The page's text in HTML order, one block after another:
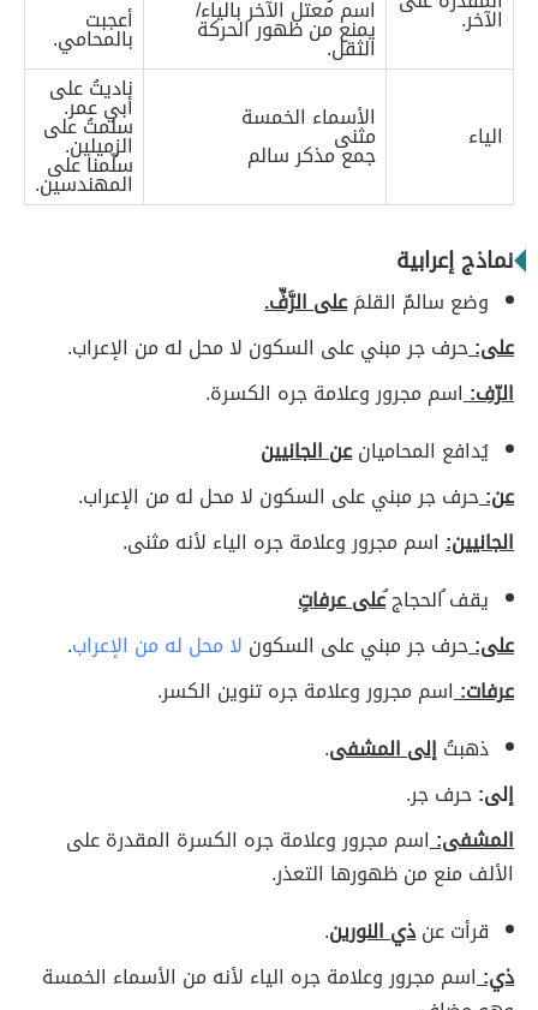
الآخر. اسم معتل الآخر بالياء/
يمنع من ظهور الحركة
الثقل.
أعجبت
بالمحامي.
الياء
الأسماء الخمسة
مثنى
جمع مذكر سالم
ناديتُ على
أبي عمر.
سلمتُ على
الزميلين.
سلّمنا على
المهندسين.
نماذج إعرابية
وضع سالمٌ القلمَعلى الرَّفِّ.
على:حرف جر مبني على السكون لا محل له من الإعراب.
الرّفِ:اسم مجرور وعلامة جره الكسرة.
يُدافع المحاميانعن الجانيين
عن:حرف جر مبني على السكون لا محل له من الإعراب.
الجانيين: اسم مجرور وعلامة جره الياء لأنه مثنى.
يقف ُالحجاج ُعلى عرفاتٍ
على:حرف جر مبني على السكون لا محل له من الإعراب.
عرفات:اسم مجرور وعلامة جره تنوين الكسر.
ذهبتُإلى المشفى.
إلى:حرف جر.
المشفى:اسم مجرور وعلامة جره الكسرة المقدرة على
الألف منع من ظهورها التعذر.
قرأت عنذي النورين.
ذي:اسم مجرور وعلامة جره الياء لأنه من الأسماء الخمسة